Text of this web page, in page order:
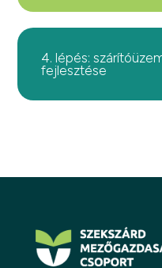
4. lépés:
fejlesztése